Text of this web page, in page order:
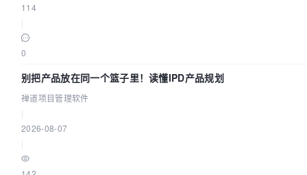
114
0
别把产品放在同一个篮子里！读懂IPD产品规划
禅道项目管理软件
2026-08-07